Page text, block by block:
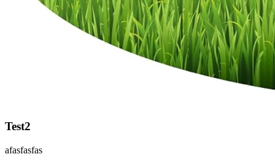
Test2
afasfasfas